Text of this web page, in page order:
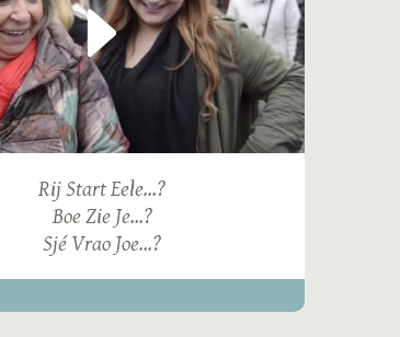
Rij Start Eele...?
Boe Zie Je...?
Sjé Vrao Joe...?